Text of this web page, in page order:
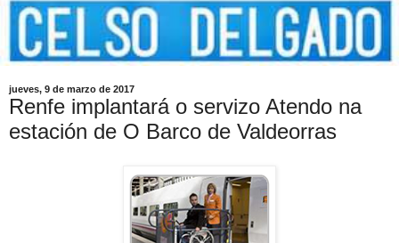
jueves, 9 de marzo de 2017
Renfe implantará o servizo Atendo na
estación de O Barco de Valdeorras